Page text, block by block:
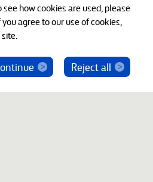
騙った投資勧誘にご注意
see how cookies are used, please
you agree to our use of cookies,
Reject all